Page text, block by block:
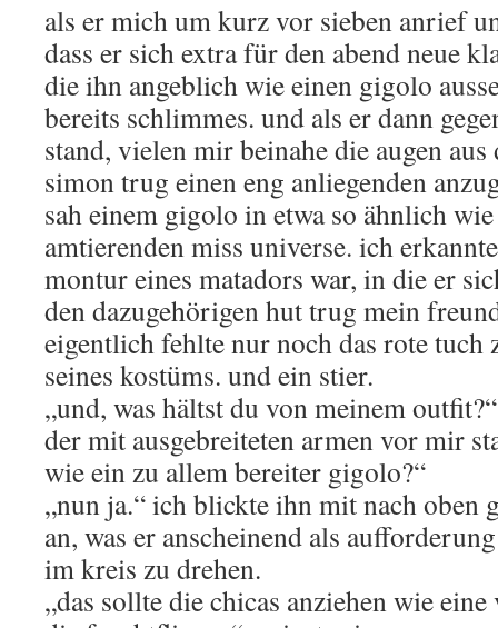
als er mich um kurz vor sieben anrief
dass er sich extra für den abend neue
die ihn angeblich wie einen gigolo
bereits schlimmes. und als er dann
stand, vielen mir beinahe die augen
simon trug einen eng anliegenden
sah einem gigolo in etwa so ähnlich
amtierenden miss universe. ich
montur eines matadors war, in die er
den dazugehörigen hut trug mein
eigentlich fehlte nur noch das rote
seines kostüms. und ein stier.
„und, was hältst du von meinem
der mit ausgebreiteten armen vor mir
wie ein zu allem bereiter gigolo?“
„nun ja.“ ich blickte ihn mit nach oben
an, was er anscheinend als
im kreis zu drehen.
„das sollte die chicas anziehen wie